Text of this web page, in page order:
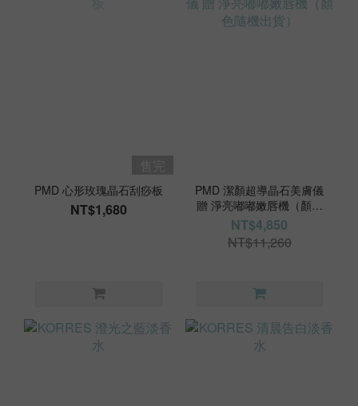
PMD 心形玫瑰晶石刮痧板
NT$1,680
PMD 潔顏超導晶石美膚儀
贈 淨亮嘟嘟嫩唇機（顏色
隨機出貨）
NT$4,850
NT$11,260